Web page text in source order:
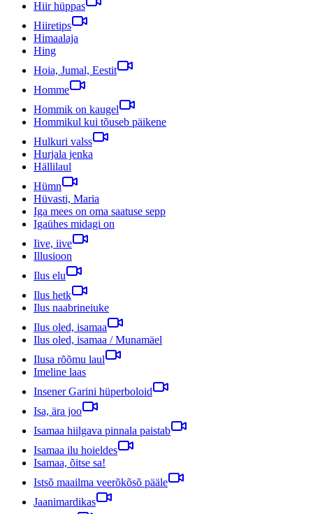
Hiir hüppas
Hiiretips
Himaalaja
Hing
Hoia, Jumal, Eestit
Homme
Hommik on kaugel
Hommikul kui tõuseb päikene
Hulkuri valss
Hurjala jenka
Hällilaul
Hümn
Hüvasti, Maria
Iga mees on oma saatuse sepp
Igaühes midagi on
Iive, iive
Illusioon
Ilus elu
Ilus hetk
Ilus naabrineiuke
Ilus oled, isamaa
Ilus oled, isamaa / Munamäel
Ilusa rõõmu laul
Imeline laas
Insener Garini hüperboloid
Isa, ära joo
Isamaa hiilgava pinnala paistab
Isamaa ilu hoieldes
Isamaa, õitse sa!
Istsõ maailma veerõkõsõ pääle
Jaanimardikas